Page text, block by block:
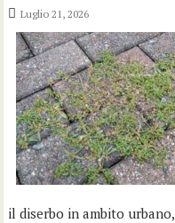
Luglio 21, 2026
il diserbo in ambito